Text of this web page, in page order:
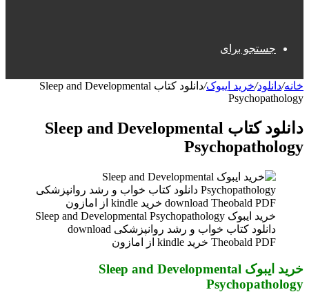
جستجو برای
خانه/دانلود/خرید ایبوک/
دانلود کتاب Sleep and Developmental
Psychopathology
دانلود کتاب Sleep and Developmental
Psychopathology
خرید ایبوک Sleep and Developmental Psychopathology
دانلود کتاب خواب و رشد روانپزشکی download
Theobald PDF خرید kindle از امازون
خرید ایبوک Sleep and Developmental
Psychopathology